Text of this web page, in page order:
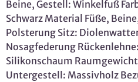
Beine, Gestell: Winkelfuß
Schwarz Material Füße,
Polsterung Sitz:
Nosagfederung
Silikonschaum
Untergestell: Massivholz